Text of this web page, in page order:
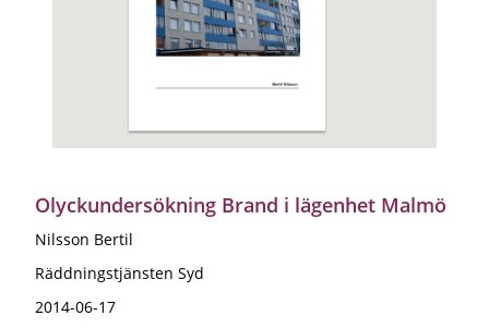
Olyckundersökning Brand i lägenhet Malmö
Nilsson Bertil
Räddningstjänsten Syd
2014-06-17